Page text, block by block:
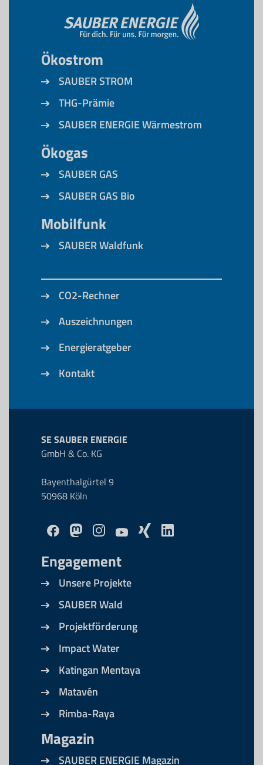
Ökostrom
SAUBER STROM
THG-Prämie
SAUBER ENERGIE Wärmestrom
Ökogas
SAUBER GAS
SAUBER GAS Bio
Mobilfunk
SAUBER Waldfunk
CO2-Rechner
Auszeichnungen
Energieratgeber
Kontakt
SE SAUBER ENERGIE
GmbH & Co. KG
Bayenthalgürtel 9
50968 Köln
Engagement
Unsere Projekte
SAUBER Wald
Projektförderung
Impact Water
Katingan Mentaya
Matavén
Rimba-Raya
Magazin
SAUBER ENERGIE Magazin